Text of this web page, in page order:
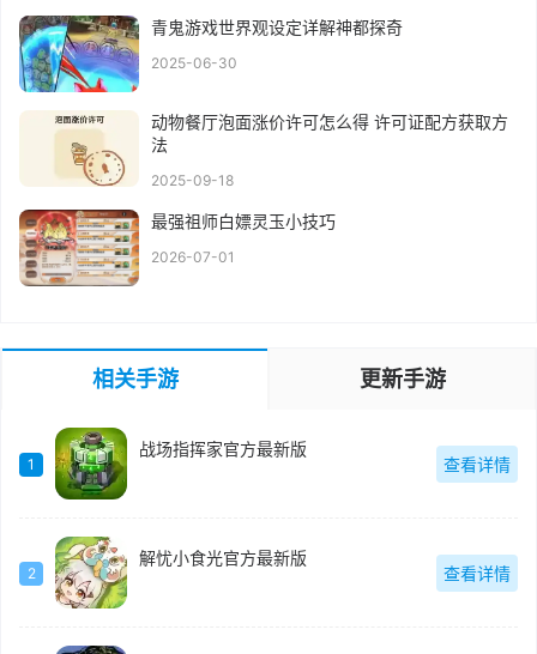
青鬼游戏世界观设定详解神都探奇
2025-06-30
动物餐厅泡面涨价许可怎么得 许可证配方获取方
法
2025-09-18
最强祖师白嫖灵玉小技巧
2026-07-01
相关手游 更新手游
1
战场指挥家官方最新版
查看详情
2
解忧小食光官方最新版
查看详情